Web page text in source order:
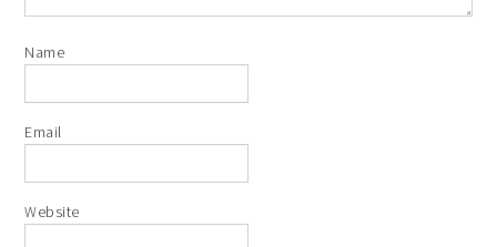
Name
Email
Website